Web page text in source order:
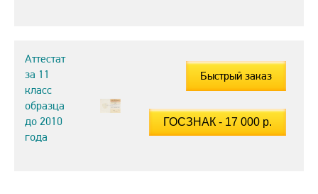
Аттестат
за 11
класс
образца
до 2010
года
Быстрый заказ